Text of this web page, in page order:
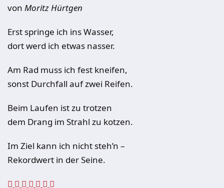
von Moritz Hürtgen
Erst springe ich ins Wasser,
dort werd ich etwas nasser.
Am Rad muss ich fest kneifen,
sonst Durchfall auf zwei Reifen.
Beim Laufen ist zu trotzen
dem Drang im Strahl zu kotzen.
Im Ziel kann ich nicht steh’n –
Rekordwert in der Seine.